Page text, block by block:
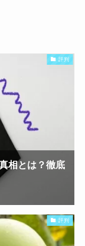
評判
相とは？徹底
評判